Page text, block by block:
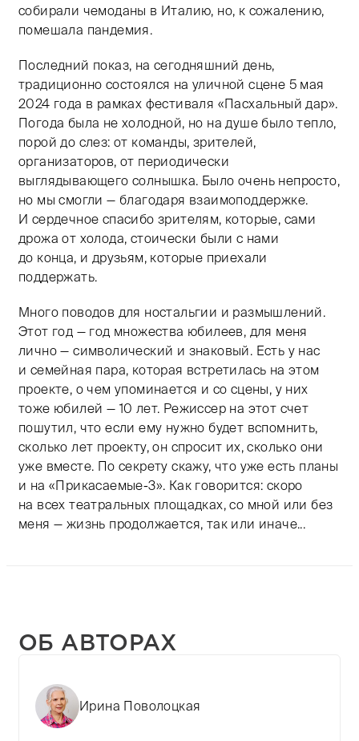
собирали чемоданы в Италию, но, к сожалению,
помешала пандемия.
Последний показ, на сегодняшний день,
традиционно состоялся на уличной сцене 5 мая
2024 года в рамках фестиваля «Пасхальный дар».
Погода была не холодной, но на душе было тепло,
порой до слез: от команды, зрителей,
организаторов, от периодически
выглядывающего солнышка. Было очень непросто,
но мы смогли — благодаря взаимоподдержке.
И сердечное спасибо зрителям, которые, сами
дрожа от холода, стоически были с нами
до конца, и друзьям, которые приехали
поддержать.
Много поводов для ностальгии и размышлений.
Этот год — год множества юбилеев, для меня
лично — символический и знаковый. Есть у нас
и семейная пара, которая встретилась на этом
проекте, о чем упоминается и со сцены, у них
тоже юбилей — 10 лет. Режиссер на этот счет
пошутил, что если ему нужно будет вспомнить,
сколько лет проекту, он спросит их, сколько они
уже вместе. По секрету скажу, что уже есть планы
и на «Прикасаемые-3». Как говорится: скоро
на всех театральных площадках, со мной или без
меня — жизнь продолжается, так или иначе...
ОБ АВТОРАХ
Ирина Поволоцкая